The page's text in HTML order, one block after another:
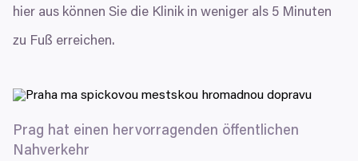
Zjistěte více o tom, jak zpracováváme vaše osobní
údaje, a nastavte si předvolby v
sociálních médií a analýze naší návštěvnosti využíváme
soubory cookie. Informace o tom, jak náš web používáte,
Marketingové
hier aus können Sie die Klinik in weniger als 5 Minuten
zu Fuß erreichen.
Prag hat einen hervorragenden öffentlichen
Nahverkehr